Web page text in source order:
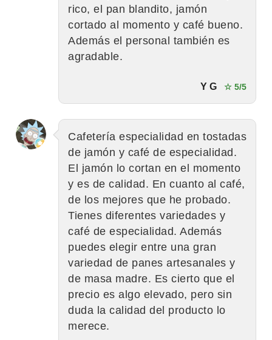
rico, el pan blandito, jamón
cortado al momento y café bueno.
Además el personal también es
agradable.
Y G ☆ 5/5
Cafetería especialidad en tostadas
de jamón y café de especialidad.
El jamón lo cortan en el momento
y es de calidad. En cuanto al café,
de los mejores que he probado.
Tienes diferentes variedades y
café de especialidad. Además
puedes elegir entre una gran
variedad de panes artesanales y
de masa madre. Es cierto que el
precio es algo elevado, pero sin
duda la calidad del producto lo
merece.